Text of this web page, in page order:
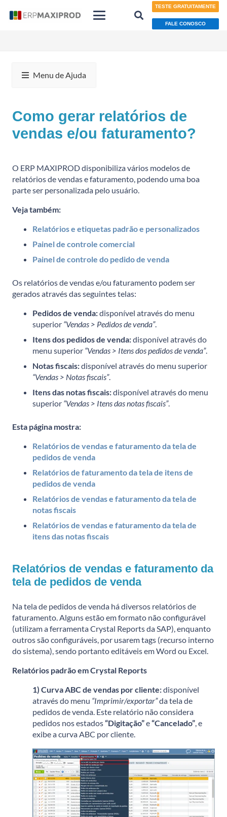
TESTE GRATUITAMENTE
FALE CONOSCO
Menu de Ajuda
Como gerar relatórios de
vendas e/ou faturamento?
O ERP MAXIPROD disponibiliza vários modelos de
relatórios de vendas e faturamento, podendo uma boa
parte ser personalizada pelo usuário.
Veja também:
Relatórios e etiquetas padrão e personalizados
Painel de controle comercial
Painel de controle do pedido de venda
Os relatórios de vendas e/ou faturamento podem ser
gerados através das seguintes telas:
Pedidos de venda:disponível através do menu
superior “Vendas > Pedidos de venda”.
Itens dos pedidos de venda:disponível através do
menu superior “Vendas > Itens dos pedidos de venda”.
Notas fiscais:disponível através do menu superior
“Vendas > Notas fiscais”.
Itens das notas fiscais:disponível através do menu
superior “Vendas > Itens das notas fiscais”.
Esta página mostra:
Relatórios de vendas e faturamento da tela de
pedidos de venda
Relatórios de faturamento da tela de itens de
pedidos de venda
Relatórios de vendas e faturamento da tela de
notas fiscais
Relatórios de vendas e faturamento da tela de
itens das notas fiscais
Relatórios de vendas e faturamento da
tela de pedidos de venda
Na tela de pedidos de venda há diversos relatórios de
faturamento. Alguns estão em formato não configurável
(utilizam a ferramenta Crystal Reports da SAP), enquanto
outros são configuráveis, por usarem tags (recurso interno
do sistema), sendo portanto editáveis em Word ou Excel.
Relatórios padrão em Crystal Reports
1) Curva ABC de vendas por cliente:disponível
através do menu “Imprimir/exportar”da tela de
pedidos de venda. Este relatório não considera
pedidos nos estados“Digitação”e“Cancelado” , e
exibe a curva ABC por cliente.